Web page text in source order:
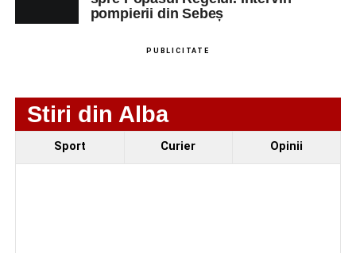
pompierii din Sebeș
PUBLICITATE
Stiri din Alba
Sport Curier Opinii